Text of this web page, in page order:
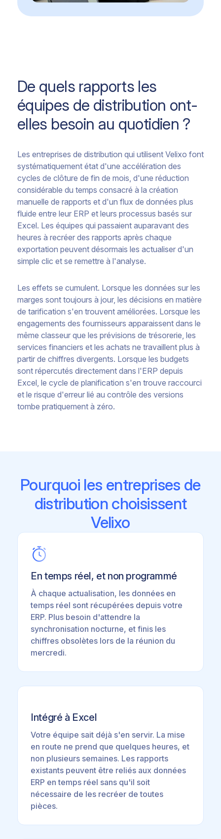
De quels rapports les
équipes de distribution ont-
elles besoin au quotidien ?
Les entreprises de distribution qui utilisent Velixo font
systématiquement état d'une accélération des
cycles de clôture de fin de mois, d'une réduction
considérable du temps consacré à la création
manuelle de rapports et d'un flux de données plus
fluide entre leur ERP et leurs processus basés sur
Excel. Les équipes qui passaient auparavant des
heures à recréer des rapports après chaque
exportation peuvent désormais les actualiser d'un
simple clic et se remettre à l'analyse.
Les effets se cumulent. Lorsque les données sur les
marges sont toujours à jour, les décisions en matière
de tarification s'en trouvent améliorées. Lorsque les
engagements des fournisseurs apparaissent dans le
même classeur que les prévisions de trésorerie, les
services financiers et les achats ne travaillent plus à
partir de chiffres divergents. Lorsque les budgets
sont répercutés directement dans l'ERP depuis
Excel, le cycle de planification s'en trouve raccourci
et le risque d'erreur lié au contrôle des versions
tombe pratiquement à zéro.
Pourquoi les entreprises de
distribution choisissent
Velixo
En temps réel, et non programmé
À chaque actualisation, les données en
temps réel sont récupérées depuis votre
ERP. Plus besoin d'attendre la
synchronisation nocturne, et finis les
chiffres obsolètes lors de la réunion du
mercredi.
Intégré à Excel
Votre équipe sait déjà s'en servir. La mise
en route ne prend que quelques heures, et
non plusieurs semaines. Les rapports
existants peuvent être reliés aux données
ERP en temps réel sans qu'il soit
nécessaire de les recréer de toutes
pièces.